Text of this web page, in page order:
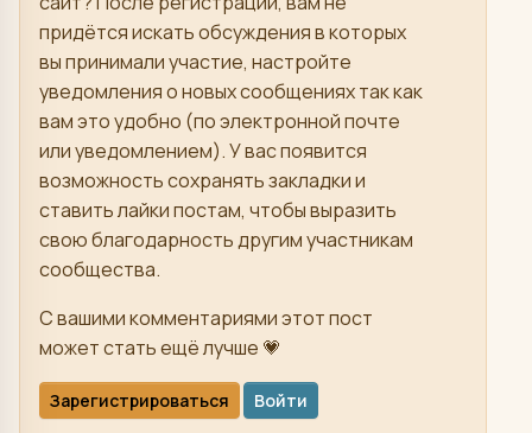
придётся искать обсуждения в которых
вы принимали участие, настройте
уведомления о новых сообщениях так как
вам это удобно (по электронной почте
или уведомлением). У вас появится
возможность сохранять закладки и
ставить лайки постам, чтобы выразить
свою благодарность другим участникам
сообщества.
С вашими комментариями этот пост
может стать ещё лучше 💗
Зарегистрироваться Войти